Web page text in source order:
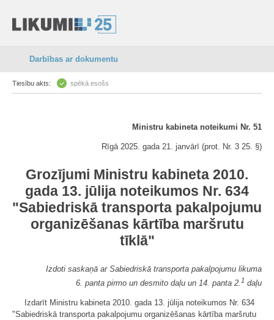
Darbības ar dokumentu
Tiesību akts: spēkā esošs
Ministru kabineta noteikumi Nr. 51
Rīgā 2025. gada 21. janvārī (prot. Nr. 3 25. §)
Grozījumi Ministru kabineta 2010.
gada 13. jūlija noteikumos Nr. 634
"Sabiedriskā transporta pakalpojumu
organizēšanas kārtība maršrutu
tīklā"
Izdoti saskaņā ar Sabiedriskā transporta pakalpojumu likuma
6. panta pirmo un desmito daļu un 14. panta 2. 1 daļu
Izdarīt Ministru kabineta 2010. gada 13. jūlija noteikumos Nr. 634
"Sabiedriskā transporta pakalpojumu organizēšanas kārtība maršrutu